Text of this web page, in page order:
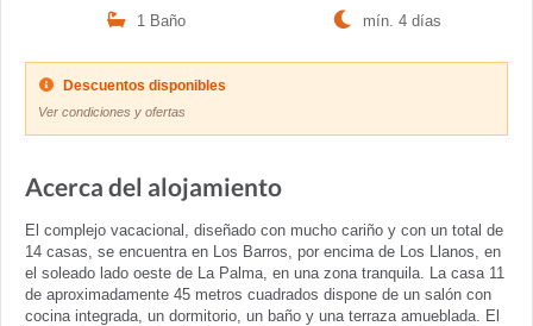
1 Baño mín. 4 días
Descuentos disponibles
Ver condiciones y ofertas
Acerca del alojamiento
El complejo vacacional, diseñado con mucho cariño y con un total de
14 casas, se encuentra en Los Barros, por encima de Los Llanos, en
el soleado lado oeste de La Palma, en una zona tranquila. La casa 11
de aproximadamente 45 metros cuadrados dispone de un salón con
cocina integrada, un dormitorio, un baño y una terraza amueblada. El